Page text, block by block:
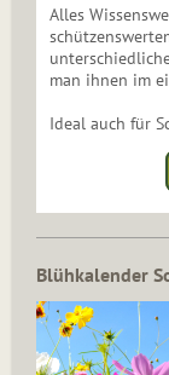
Alles
man ihnen im
Ideal auch für
Blühkalender